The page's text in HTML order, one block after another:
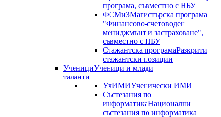
програма, съвместно с НБУ
ФСМиЗМагистърска програма
"Финансово-счетоводен
мениджмънт и застраховане",
съвместно с НБУ
Стажантска програмаРазкрити
стажантски позиции
УченициУченици и млади
таланти
УчИМИУченически ИМИ
Състезания по
информатикаНационални
състезания по информатика